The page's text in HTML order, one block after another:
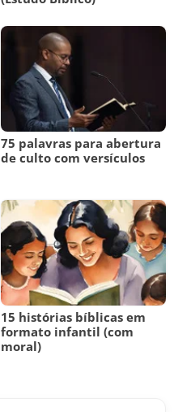
75 palavras para abertura
de culto com versículos
15 histórias bíblicas em
formato infantil (com
moral)